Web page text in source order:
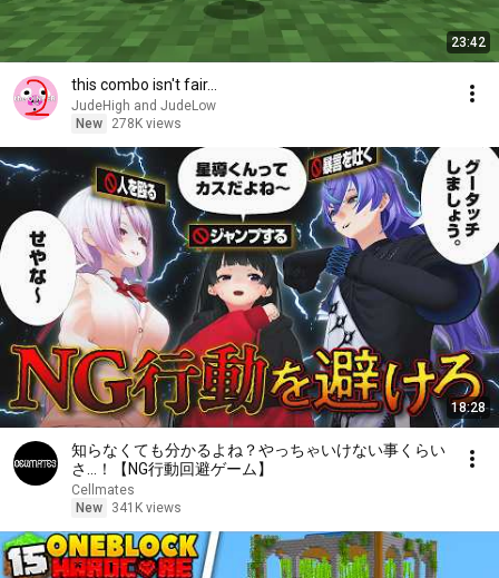
23:42
this combo isn't fair...
JudeHigh and JudeLow
New
278K views
18:28
知らなくても分かるよね？やっちゃいけない事くらい
さ…！【NG行動回避ゲーム】
Cellmates
New
341K views